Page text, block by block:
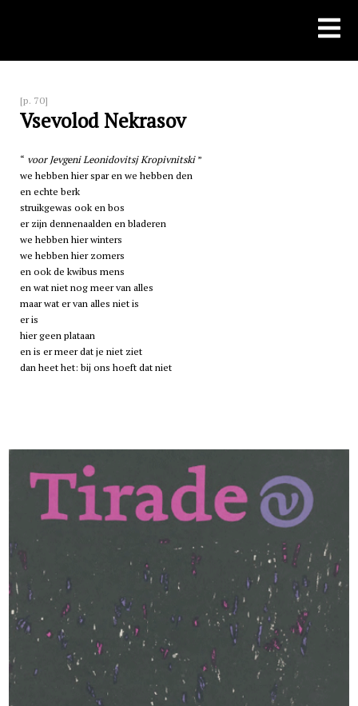
[p. 70]
Vsevolod Nekrasov
voor Jevgeni Leonidovitsj Kropivnitski
we hebben hier spar en we hebben den
en echte berk
struikgewas ook en bos
er zijn dennenaalden en bladeren
we hebben hier winters
we hebben hier zomers
en ook de kwibus mens
en wat niet nog meer van alles
maar wat er van alles niet is
er is
hier geen plataan
en is er meer dat je niet ziet
dan heet het: bij ons hoeft dat niet